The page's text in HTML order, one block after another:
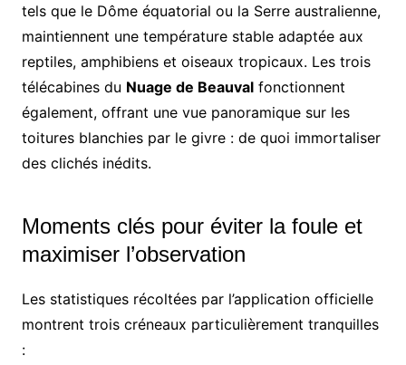
tels que le Dôme équatorial ou la Serre australienne,
maintiennent une température stable adaptée aux
reptiles, amphibiens et oiseaux tropicaux. Les trois
télécabines du Nuage de Beauvalfonctionnent
également, offrant une vue panoramique sur les
toitures blanchies par le givre : de quoi immortaliser
des clichés inédits.
Moments clés pour éviter la foule et
maximiser l’observation
Les statistiques récoltées par l’application officielle
montrent trois créneaux particulièrement tranquilles
: